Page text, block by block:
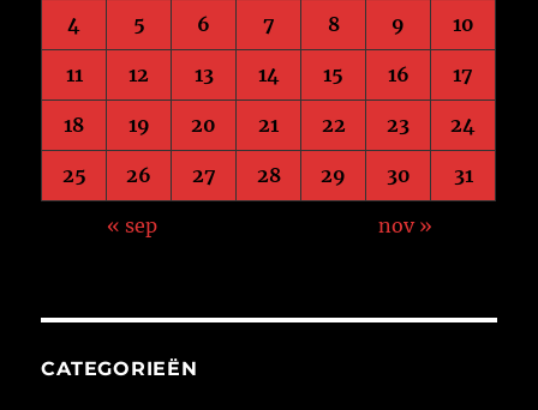
4 5 6 7 8 9 10
11 12 13 14 15 16 17
18 19 20 21 22 23 24
25 26 27 28 29 30 31
« sep nov »
CATEGORIEËN